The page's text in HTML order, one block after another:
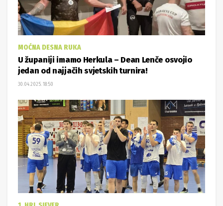
MOĆNA DESNA RUKA
U županiji imamo Herkula – Dean Lenče osvojio
jedan od najjačih svjetskih turnira!
30.04.2025. 18:50